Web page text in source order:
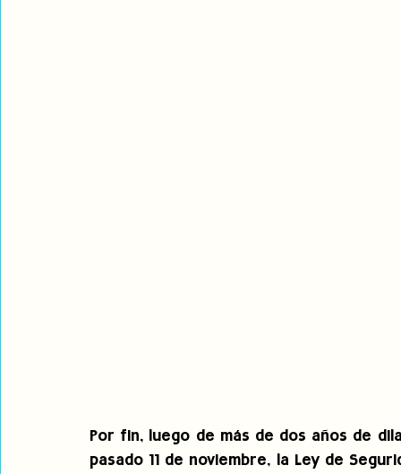
Por fin, luego de más de dos años de
pasado 11 de noviembre, la Ley de